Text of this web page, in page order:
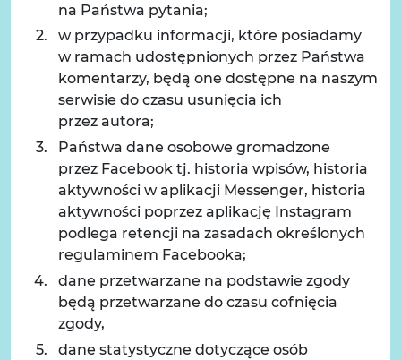
na Państwa pytania;
w przypadku informacji, które posiadamy
w ramach udostępnionych przez Państwa
komentarzy, będą one dostępne na naszym
serwisie do czasu usunięcia ich
przez autora;
Państwa dane osobowe gromadzone
przez Facebook tj. historia wpisów, historia
aktywności w aplikacji Messenger, historia
aktywności poprzez aplikację Instagram
podlega retencji na zasadach określonych
regulaminem Facebooka;
dane przetwarzane na podstawie zgody
będą przetwarzane do czasu cofnięcia
zgody,
dane statystyczne dotyczące osób